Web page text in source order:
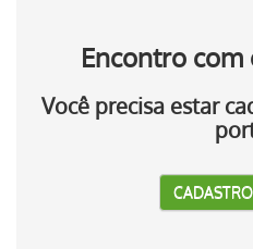
Encontro com
Você precisa estar